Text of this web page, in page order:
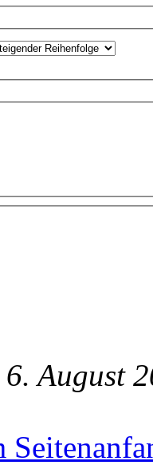
August